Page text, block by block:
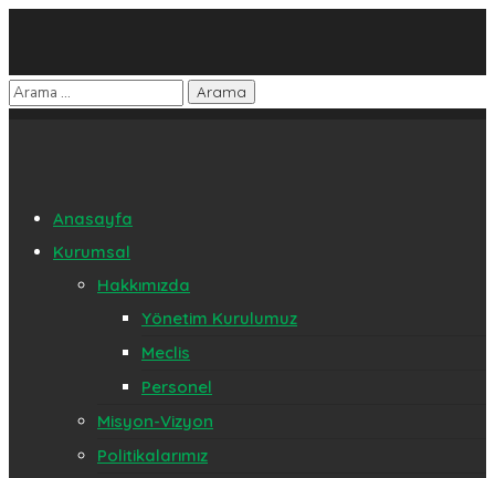
Anasayfa
Kurumsal
Hakkımızda
Yönetim Kurulumuz
Meclis
Personel
Misyon-Vizyon
Politikalarımız